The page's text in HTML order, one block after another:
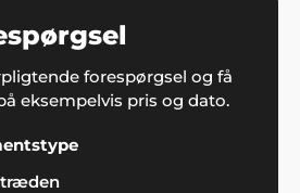
forespørgsel og få
eksempelvis pris og dato.